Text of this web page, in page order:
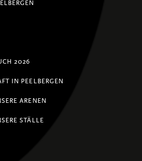
2026
IN PEELBERGEN
ARENEN
STÄLLE